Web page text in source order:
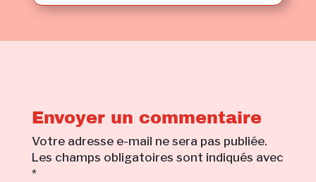
Envoyer un commentaire
Votre adresse e-mail ne sera pas publiée.
Les champs obligatoires sont indiqués avec
*